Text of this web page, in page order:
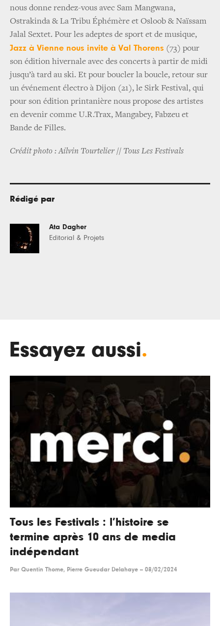
nous donne rendez-vous avec Sam Mangwana,
Ostrakinda & La Tribu Éphémère et Osloob & Naïssam
Jalal Sextet. Pour les adeptes de sport et de musique,
Jazz à Vienne nous invite à Val Thorens (73) pour
son édition hivernale avec des concerts à partir de midi
jusqu’à tard au ski. Et pour boucler la boucle, retour sur
un événement électro à Dijon (21), le Sirk Festival, qui
pour son édition printanière nous propose des artistes
en devenir comme U.R.Trax, Mangabey, Fabzeu et
Bande de Filles.
Crédit photo : Ailvin Tourtelier // Tous Les Festivals
Rédigé par
Ata Dagher
Editorial & Projets
Essayez aussi.
Tous les Festivals : l’histoire se
termine après 10 ans de media
indépendant
Par Quentin Thome, Pierre Gueudar Delahaye -- 08/02/2024